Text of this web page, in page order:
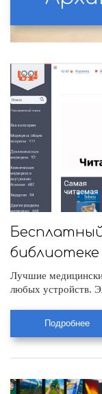
библиотеке
Лучшие
любых устройств.
Подробнее